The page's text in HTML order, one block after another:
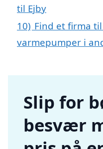
til Ejby
10) Find et firma
varmepumper i
Slip for
besvær